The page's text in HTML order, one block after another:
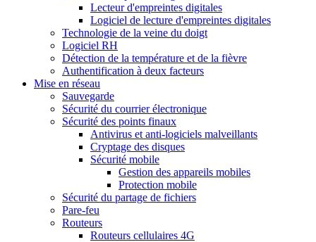
Lecteur d'empreintes digitales
Logiciel de lecture d'empreintes digitales
Technologie de la veine du doigt
Logiciel RH
Détection de la température et de la fièvre
Authentification à deux facteurs
Mise en réseau
Sauvegarde
Sécurité du courrier électronique
Sécurité des points finaux
Antivirus et anti-logiciels malveillants
Cryptage des disques
Sécurité mobile
Gestion des appareils mobiles
Protection mobile
Sécurité du partage de fichiers
Pare-feu
Routeurs
Routeurs cellulaires 4G